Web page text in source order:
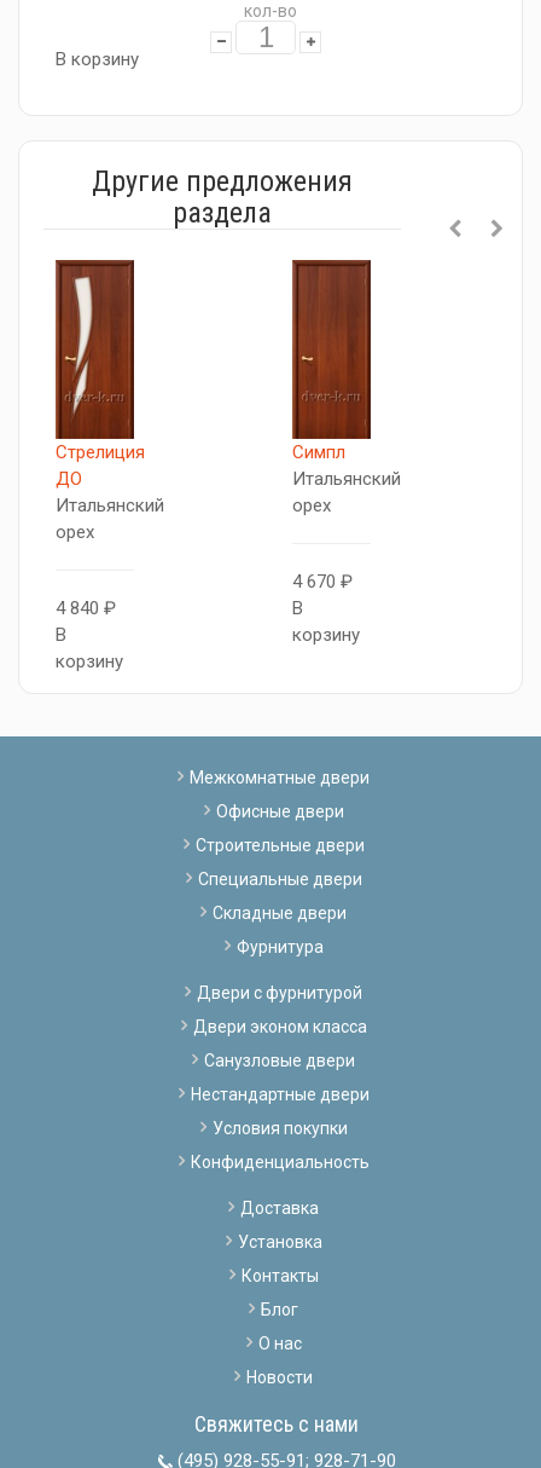
кол-во
В корзину
Другие предложения
раздела
Стрелиция
ДО
Итальянский
орех
4 840 ₽
В
корзину
Симпл
Итальянский
орех
4 670 ₽
В
корзину
Межкомнатные двери
Офисные двери
Строительные двери
Специальные двери
Складные двери
Фурнитура
Двери с фурнитурой
Двери эконом класса
Санузловые двери
Нестандартные двери
Условия покупки
Конфиденциальность
Доставка
Установка
Контакты
Блог
О нас
Новости
Свяжитесь с нами
(495) 928-55-91; 928-71-90